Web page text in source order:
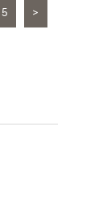
5 >